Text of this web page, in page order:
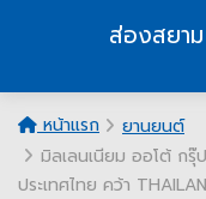
ส่องสยา
หน้าแรก
ยานยนต์
มิลเลนเนียม ออโต้ กรุ๊
ประเทศไทย คว้า